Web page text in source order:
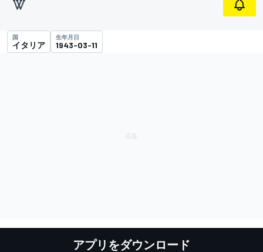
国
イタリア
生年月日
1943-03-11
アプリをダウンロード